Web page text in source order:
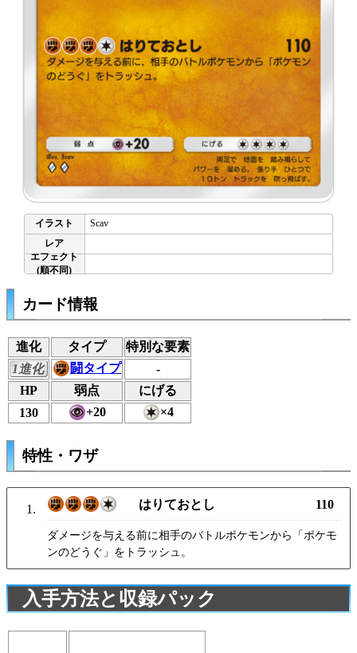
Scav
カード情報
進化 タイプ
特別な要素
1進化
闘タイプ
-
HP
弱点
にげる
130
+20 ×4
特性・ワザ
はりておとし 110
ダメージを与える前に相手のバトルポケモンから「ポケモ
ンのどうぐ」をトラッシュ。
入手方法と収録パック